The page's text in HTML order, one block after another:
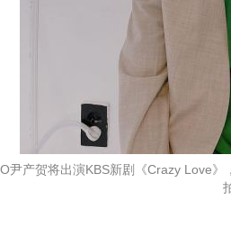
尹产贺将出演KBS新剧《Crazy Love